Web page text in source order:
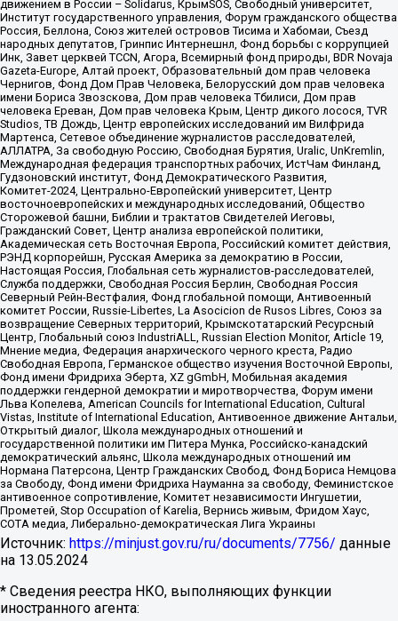
движением в России – Solidarus, КрымSOS, Свободный университет,
Институт государственного управления, Форум гражданского общества
Россия, Беллона, Союз жителей островов Тисима и Хабомаи, Съезд
народных депутатов, Гринпис Интернешнл, Фонд борьбы с коррупцией
Инк, Завет церквей TCCN, Агора, Всемирный фонд природы, BDR Novaja
Gazeta-Europe, Алтай проект, Образовательный дом прав человека
Чернигов, Фонд Дом Прав Человека, Белорусский дом прав человека
имени Бориса Звозскова, Дом прав человека Тбилиси, Дом прав
человека Ереван, Дом прав человека Крым, Центр дикого лосося, TVR
Studios, ТВ Дождь, Центр европейских исследований им Вилфрида
Мартенса, Сетевое объединение журналистов расследователей,
АЛЛАТРА, За свободную Россию, Свободная Бурятия, Uralic, UnKremlin,
Международная федерация транспортных рабочих, ИстЧам Финланд,
Гудзоновский институт, Фонд Демократического Развития,
Комитет-2024, Центрально-Европейский университет, Центр
восточноевропейских и международных исследований, Общество
Сторожевой башни, Библии и трактатов Свидетелей Иеговы,
Гражданский Совет, Центр анализа европейской политики,
Академическая сеть Восточная Европа, Российский комитет действия,
РЭНД корпорейшн, Русская Америка за демократию в России,
Настоящая Россия, Глобальная сеть журналистов-расследователей,
Служба поддержки, Свободная Россия Берлин, Свободная Россия
Северный Рейн-Вестфалия, Фонд глобальной помощи, Антивоенный
комитет России, Russie-Libertes, La Asocicion de Rusos Libres, Союз за
возвращение Северных территорий, Крымскотатарский Ресурсный
Центр, Глобальный союз IndustriALL, Russian Election Monitor, Article 19,
Мнение медиа, Федерация анархического черного креста, Радио
Свободная Европа, Германское общество изучения Восточной Европы,
Фонд имени Фридриха Эберта, XZ gGmbH, Мобильная академия
поддержки гендерной демократии и миротворчества, Форум имени
Льва Копелева, American Councils for International Education, Cultural
Vistas, Institute of International Education, Антивоенное движение Антальи,
Открытый диалог, Школа международных отношений и
государственной политики им Питера Мунка, Российско-канадский
демократический альянс, Школа международных отношений им
Нормана Патерсона, Центр Гражданских Свобод, Фонд Бориса Немцова
за Свободу, Фонд имени Фридриха Науманна за свободу, Феминистское
антивоенное сопротивление, Комитет независимости Ингушетии,
Прометей, Stop Occupation of Karelia, Вернись живым, Фридом Хаус,
СОТА медиа, Либерально-демократическая Лига Украины
Источник: https://minjust.gov.ru/ru/documents/7756/ данные
на 13.05.2024
* Сведения реестра НКО, выполняющих функции
иностранного агента: